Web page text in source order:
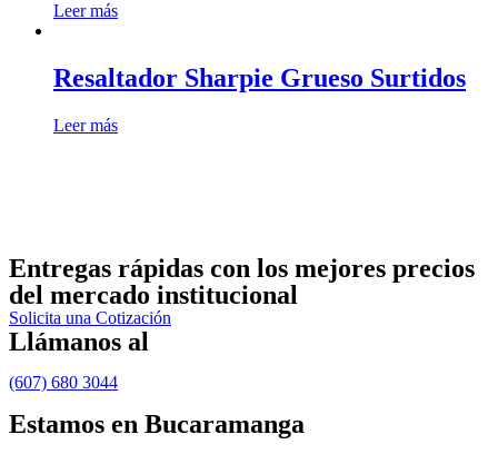
Leer más
Resaltador Sharpie Grueso Surtidos
Leer más
Entregas rápidas con los mejores precios
del mercado institucional
Solicita una Cotización
Llámanos al
(607) 680 3044
Estamos en Bucaramanga